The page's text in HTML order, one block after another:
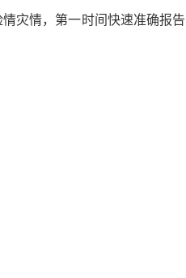
灾情，第一时间快速准确报